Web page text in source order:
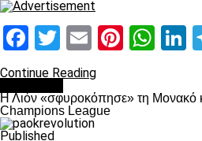
Facebook
Twitter
Email
Continue Reading
Η Λιόν «σφυροκόπησε» τη Μονακό
Champions League
Published